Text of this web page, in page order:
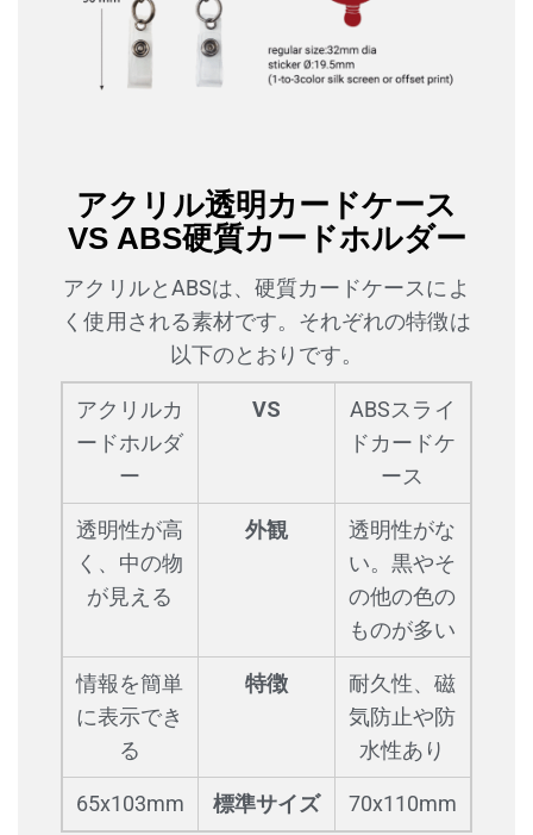
アクリル透明カードケース
VS ABS硬質カードホルダー
アクリルとABSは、硬質カードケースによ
く使用される素材です。それぞれの特徴は
以下のとおりです。
アクリルカ
ードホルダ
ー
VS
ABSスライ
ドカードケ
ース
透明性が高
く、中の物
が見える
外観
透明性がな
い。黒やそ
の他の色の
ものが多い
情報を簡単
に表示でき
る
特徴
耐久性、磁
気防止や防
水性あり
65x103mm 標準サイズ 70x110mm